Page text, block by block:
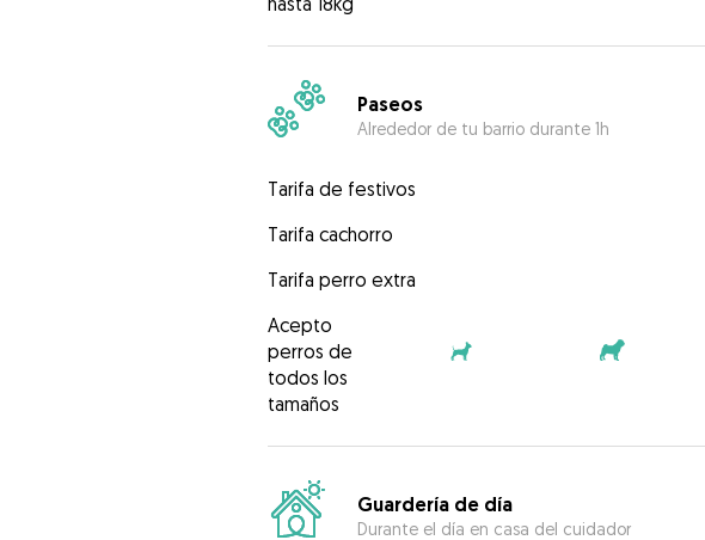
Paseos
Alrededor de tu barrio durante 1h
Tarifa de festivos
Tarifa cachorro
Tarifa perro extra
Acepto
perros de
todos los
tamaños
Guardería de día
Durante el día en casa del cuidador